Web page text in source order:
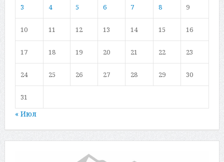
3 4 5 6 7 8 9
10 11 12 13 14 15 16
17 18 19 20 21 22 23
24 25 26 27 28 29 30
31
« Июл